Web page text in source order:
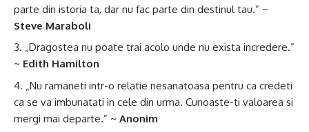
parte din istoria ta, dar nu fac parte din destinul tau.” ~
Steve Maraboli
„Dragostea nu poate trai acolo unde nu exista incredere.”
~ Edith Hamilton
„Nu ramaneti intr-o relatie nesanatoasa pentru ca credeti
ca se va imbunatati in cele din urma. Cunoaste-ti valoarea si
mergi mai departe.” ~ Anonim